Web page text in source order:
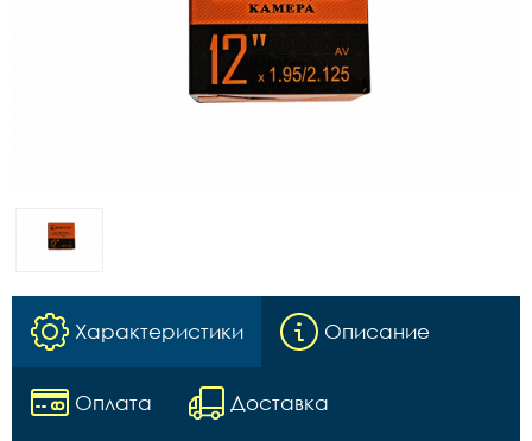
Характеристики Описание
Оплата Доставка